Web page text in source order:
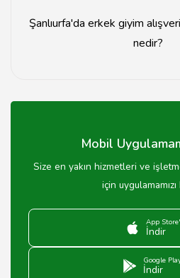
Şanlıurfa'da erkek giyim
nedir?
erkek giyim alışverişi için en iyi
Mobil
Size en yakın hizmetleri ve
için
App
İndir
Google
İndir